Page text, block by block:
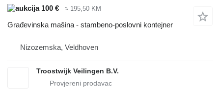
100 €
≈ 195,50 KM
Građevinska mašina - stambeno-poslovni kontejner
Nizozemska, Veldhoven
Troostwijk Veilingen B.V.